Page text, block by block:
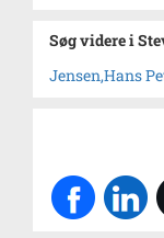
Søg videre i
Jensen,Hans